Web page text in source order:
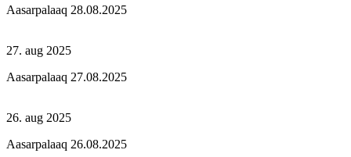
Aasarpalaaq 28.08.2025
27. aug 2025
Aasarpalaaq 27.08.2025
26. aug 2025
Aasarpalaaq 26.08.2025